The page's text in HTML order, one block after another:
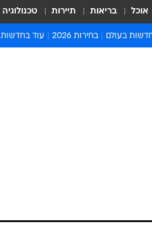
אוכל בריאות תיירות טכנולוגיה
בעולם בחירות 2026 עוד בחדשות